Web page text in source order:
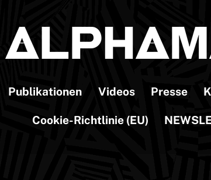
Publikationen Videos Presse
Cookie-Richtlinie (EU)